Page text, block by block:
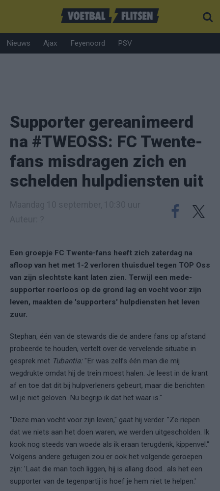
Nieuws Ajax Feyenoord PSV
Supporter gereanimeerd
na #TWEOSS: FC Twente-
fans misdragen zich en
schelden hulpdiensten uit
Een groepje FC Twente-fans heeft zich zaterdag na
afloop van het met 1-2 verloren thuisduel tegen TOP Oss
van zijn slechtste kant laten zien. Terwijl een mede-
supporter roerloos op de grond lag en vocht voor zijn
leven, maakten de 'supporters' hulpdiensten het leven
zuur.
Stephan, één van de stewards die de andere fans op afstand
probeerde te houden, vertelt over de vervelende situatie in
gesprek met Tubantia: "Er was zelfs één man die mij
wegdrukte omdat hij de trein moest halen. Je leest in de krant
af en toe dat dit bij hulpverleners gebeurt, maar die berichten
wil je niet geloven. Nu begrijp ik dat het waar is."
"Deze man vocht voor zijn leven," gaat hij verder. "Ze riepen
dat we niets aan het doen waren, we werden uitgescholden. Ik
kook nog steeds van woede als ik eraan terugdenk, kippenvel."
Volgens andere getuigen zou er ook het volgende geroepen
zijn: 'Laat die man toch liggen, hij is allang dood.. als het een
supporter van de tegenpartij is hoef je hem niet te helpen.'